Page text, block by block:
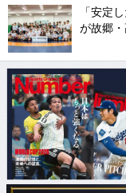
「安定
が故郷